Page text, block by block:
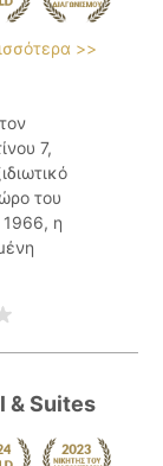
>>
7,
του
1966, η
& Suites